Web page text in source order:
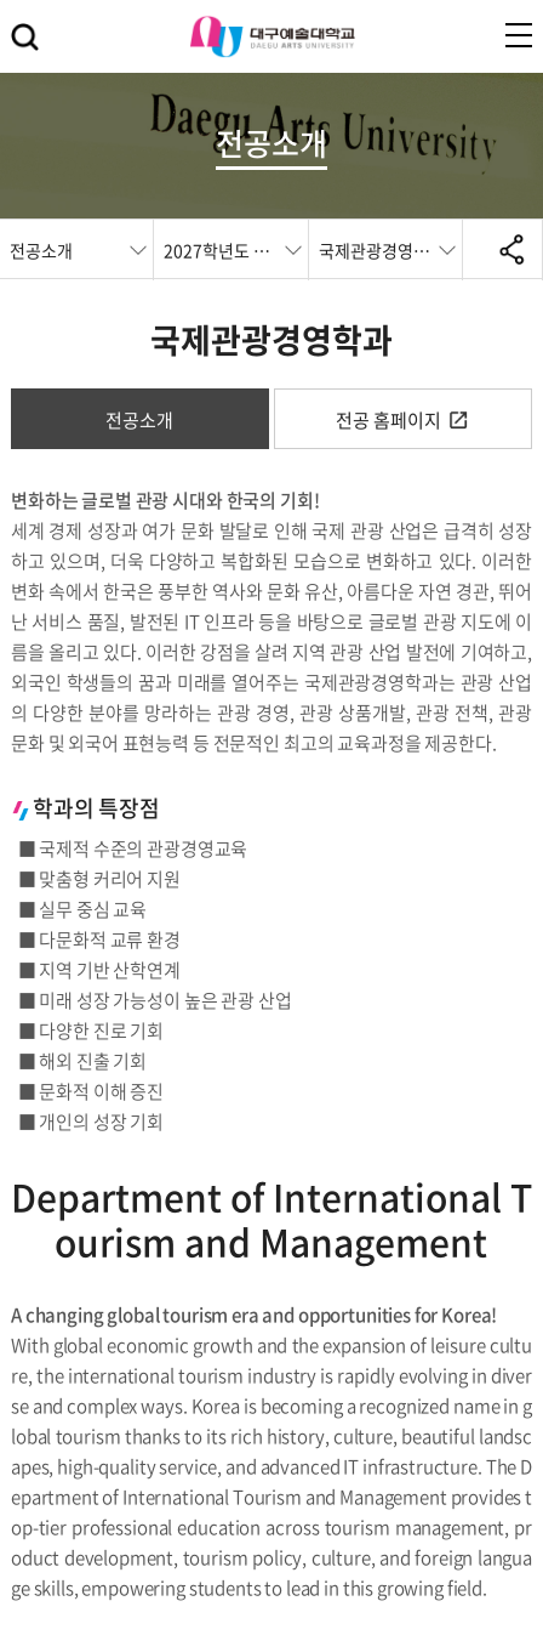
전공소개
전공소개 2027학년도 전공 국제관광경영학과
국제관광경영학과
전공소개 전공 홈페이지
변화하는 글로벌 관광 시대와 한국의 기회!
세계 경제 성장과 여가 문화 발달로 인해 국제 관광 산업은 급격히 성장
하고 있으며, 더욱 다양하고 복합화된 모습으로 변화하고 있다. 이러한
변화 속에서 한국은 풍부한 역사와 문화 유산, 아름다운 자연 경관, 뛰어
난 서비스 품질, 발전된 IT 인프라 등을 바탕으로 글로벌 관광 지도에 이
름을 올리고 있다. 이러한 강점을 살려 지역 관광 산업 발전에 기여하고,
외국인 학생들의 꿈과 미래를 열어주는 국제관광경영학과는 관광 산업
의 다양한 분야를 망라하는 관광 경영, 관광 상품개발, 관광 전책, 관광
문화 및 외국어 표현능력 등 전문적인 최고의 교육과정을 제공한다.
학과의 특장점
■ 국제적 수준의 관광경영교육
■ 맞춤형 커리어 지원
■ 실무 중심 교육
■ 다문화적 교류 환경
■ 지역 기반 산학연계
■ 미래 성장 가능성이 높은 관광 산업
■ 다양한 진로 기회
■ 해외 진출 기회
■ 문화적 이해 증진
■ 개인의 성장 기회
Department of International T
ourism and Management
A changing global tourism era and opportunities for Korea!
With global economic growth and the expansion of leisure cultu
re, the international tourism industry is rapidly evolving in diver
se and complex ways. Korea is becoming a recognized name in g
lobal tourism thanks to its rich history, culture, beautiful landsc
apes, high-quality service, and advanced IT infrastructure. The D
epartment of International Tourism and Management provides t
op-tier professional education across tourism management, pr
oduct development, tourism policy, culture, and foreign langua
ge skills, empowering students to lead in this growing field.